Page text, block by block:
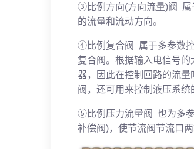
③比例方向(方向流量)阀 属
的流量和流动方向。
④比例复合阀 属于多参数
复合阀。根据输入电信号
器，因此在控制回路的流
阀，还可用来控制液压系统
⑤比例压力流量阀 也为多
补偿阀)，使节流阀节流口